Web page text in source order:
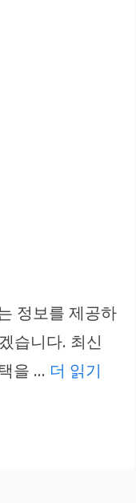
정보를 제공하
습니다. 최신
을 … 더 읽기